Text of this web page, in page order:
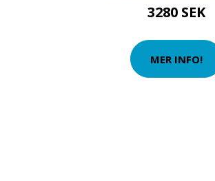
3280 SEK
MER INFO!